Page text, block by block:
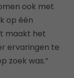
ook met
op één
maakt het
ervaringen te
zoek was.”